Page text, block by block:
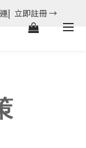
|  立即註冊 →